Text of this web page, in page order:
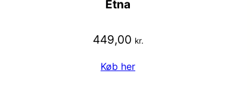
Etna
449,00 kr.
Køb her